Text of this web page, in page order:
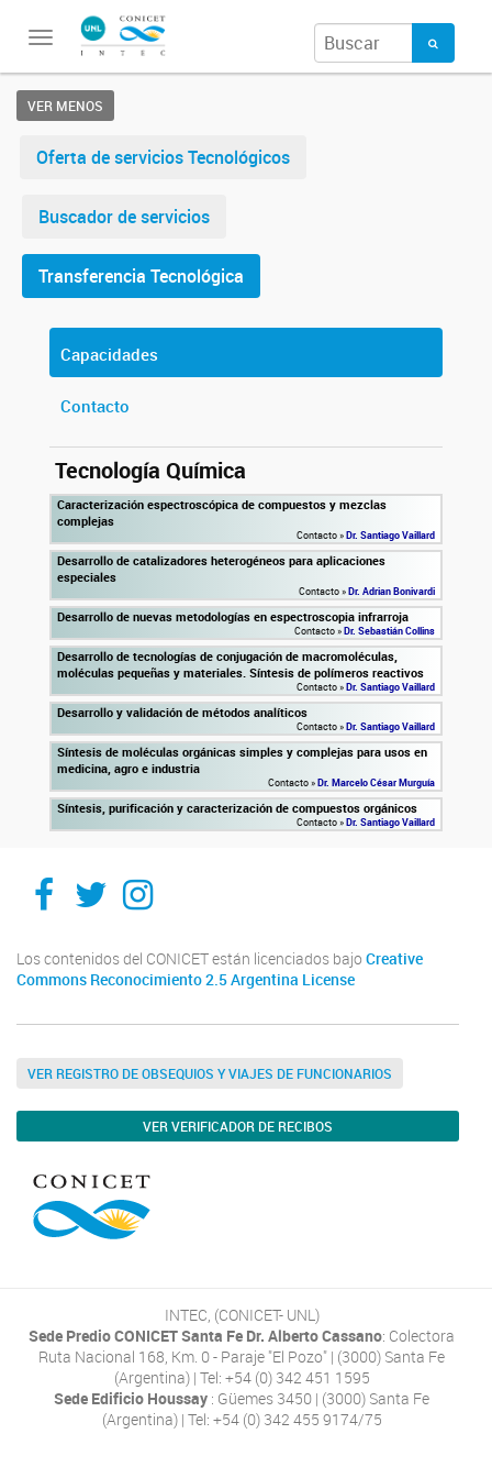
Toggle
VER MENOS
Oferta de servicios Tecnológicos
Buscador de servicios
Transferencia Tecnológica
Capacidades
Contacto
Tecnología Química
Caracterización espectroscópica de compuestos y mezclas
complejas
Contacto »Dr. Santiago Vaillard
Desarrollo de catalizadores heterogéneos para aplicaciones
especiales
Contacto »Dr. Adrian Bonivardi
Desarrollo de nuevas metodologías en espectroscopia infrarroja
Contacto »Dr. Sebastián Collins
Desarrollo de tecnologías de conjugación de macromoléculas,
moléculas pequeñas y materiales. Síntesis de polímeros reactivos
Contacto »Dr. Santiago Vaillard
Desarrollo y validación de métodos analíticos
Contacto »Dr. Santiago Vaillard
Síntesis de moléculas orgánicas simples y complejas para usos en
medicina, agro e industria
Contacto »Dr. Marcelo César Murguía
Síntesis, purificación y caracterización de compuestos orgánicos
Contacto »Dr. Santiago Vaillard
Facebook
TwitterInstagram
Los contenidos del CONICET están licenciados bajo Creative
Commons Reconocimiento 2.5 Argentina License
VER REGISTRO DE OBSEQUIOS Y VIAJES DE FUNCIONARIOS
VER VERIFICADOR DE RECIBOS
INTEC, (CONICET- UNL)
Sede Predio CONICET Santa Fe Dr. Alberto Cassano: Colectora
Ruta Nacional 168, Km. 0 - Paraje "El Pozo" | (3000) Santa Fe
(Argentina) | Tel: +54 (0) 342 451 1595
Sede Edificio Houssay : Güemes 3450 | (3000) Santa Fe
(Argentina) | Tel: +54 (0) 342 455 9174/75